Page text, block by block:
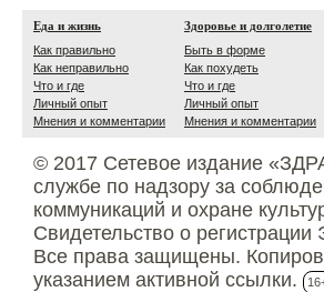
Еда и жизнь
Как правильно
Как неправильно
Что и где
Личный опыт
Мнения и комментарии
Здоровье и долголетие
Быть в форме
Как похудеть
Что и где
Личный опыт
Мнения и комментарии
© 2017 Сетевое издание
службе по надзору за
коммуникаций и охране
Свидетельство о
Все права защищены.
указанием активной ссылки.